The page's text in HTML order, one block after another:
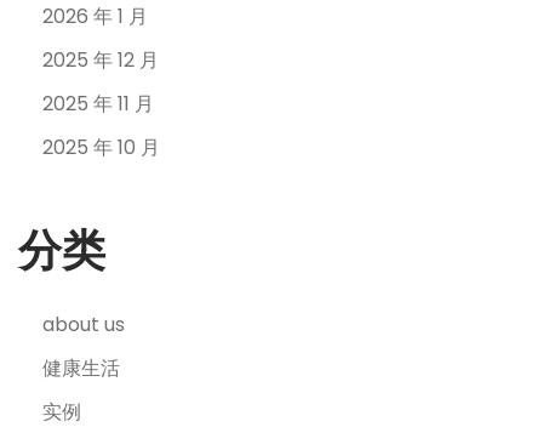
2026 年 1 月
2025 年 12 月
2025 年 11 月
2025 年 10 月
分类
about us
健康生活
实例